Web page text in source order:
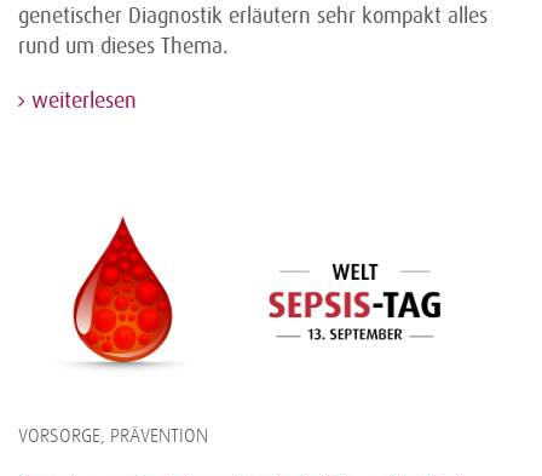
genetischer Diagnostik erläutern sehr kompakt alles
rund um dieses Thema.
weiterlesen
VORSORGE, PRÄVENTION